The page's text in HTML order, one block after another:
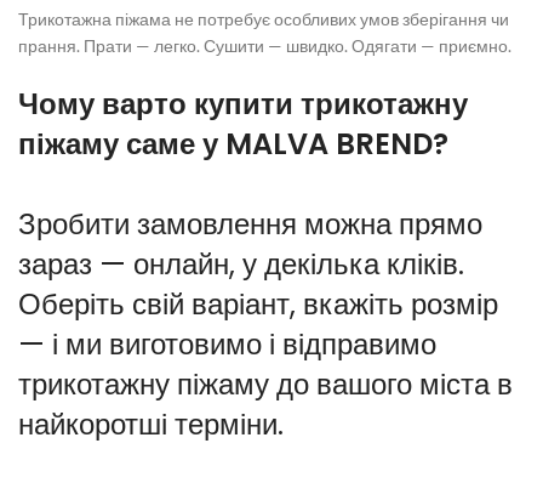
Трикотажна піжама не потребує особливих умов зберігання чи
прання. Прати — легко. Сушити — швидко. Одягати — приємно.
Чому варто купити трикотажну
піжаму саме у MALVA BREND?
Зробити замовлення можна прямо
зараз — онлайн, у декілька кліків.
Оберіть свій варіант, вкажіть розмір
— і ми виготовимо і відправимо
трикотажну піжамудо вашого міста в
найкоротші терміни.